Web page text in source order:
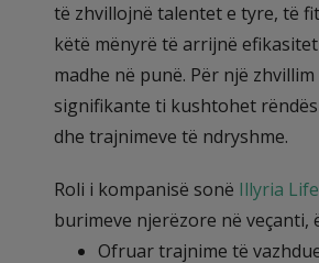
të zhvillojnë talentet e tyre, të
këtë mënyrë të arrijnë
madhe në punë. Për një
signifikante ti kushtohet
dhe trajnimeve të ndryshme.
Roli i kompanisë sonë Illyria Life
burimeve njerëzore në
Ofruar trajnime të